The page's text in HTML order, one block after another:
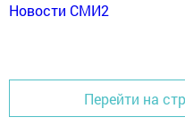
Новости СМИ2
Перейти на